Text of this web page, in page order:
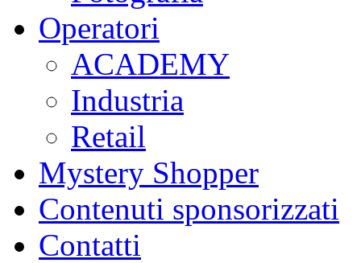
Operatori
ACADEMY
Industria
Retail
Mystery Shopper
Contenuti sponsorizzati
Contatti